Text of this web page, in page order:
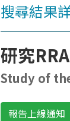
搜尋結果
研究
Study of
報告上線通知